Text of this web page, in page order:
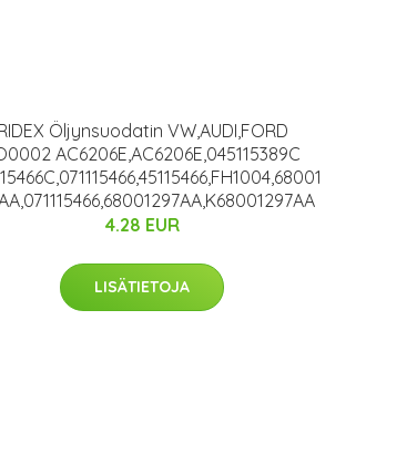
Öljynsuodatin VW,AUDI,FORD
AC6206E,AC6206E,045115389C
4.28 EUR
LISÄTIETOJA